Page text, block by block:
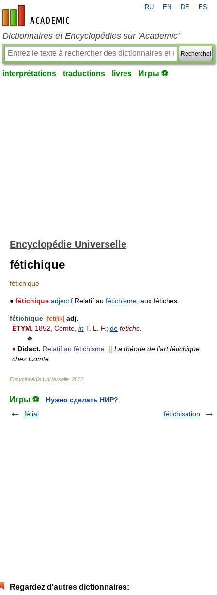
fr-academic.com
RU EN DE ES
Dictionnaires et Encyclopédies sur 'Academic'
Recherche!
interprétations traductions livres Игры ⚽
Encyclopédie Universelle
fétichique
fétichique
● fétichique adjectif Relatif au fétichisme , aux fétiches.
fétichique [fetiʃik] adj.
ÉTYM. 1852, Comte, in T. L. F.; de fétiche.
❖
♦ Didact. Relatif au fétichisme. || La théorie de l'art fétichique
chez Comte.
Encyclopédie Universelle 2012
Игры ⚽
Нужно сделать НИР?
fétial
fétichisation
Regardez d'autres dictionnaires: